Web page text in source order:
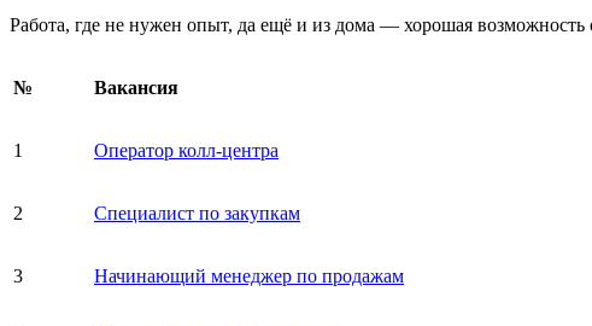
Работа, где не нужен опыт, да ещё и из дома — хорошая
№ Вакансия
1 Оператор колл-центра
2 Специалист по закупкам
3 Начинающий менеджер по продажам